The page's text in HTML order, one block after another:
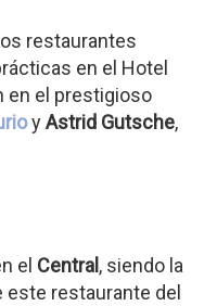
restaurantes
en el Hotel
en el prestigioso
yAstrid Gutsche,
el Central , siendo la
restaurante del